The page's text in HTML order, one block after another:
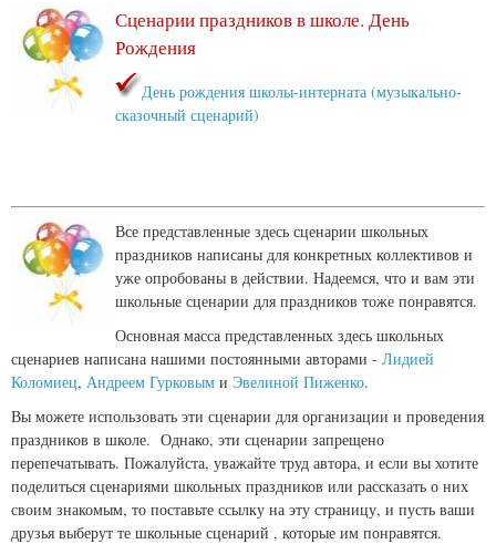
Сценарии праздников в школе. День
Рождения
День рождения школы-интерната (музыкально-
сказочный сценарий)
Все представленные здесь сценарии школьных
праздников написаны для конкретных коллективов и
уже опробованы в действии. Надеемся, что и вам эти
школьные сценарии для праздников тоже понравятся.
Основная масса представленных здесь школьных
сценариев написана нашими постоянными авторами - Лидией
Коломиец, Андреем Гурковым и Эвелиной Пиженко.
Вы можете использовать эти сценарии для организации и проведения
праздников в школе. Однако, эти сценарии запрещено
перепечатывать. Пожалуйста, уважайте труд автора, и если вы хотите
поделиться сценариями школьных праздников или рассказать о них
своим знакомым, то поставьте ссылку на эту страницу, и пусть ваши
друзья выберут те школьные сценарий , которые им понравятся.